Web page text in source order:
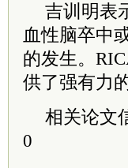
吉训明表
血性脑卒中
的发生。
供了强有力
相关论文
0